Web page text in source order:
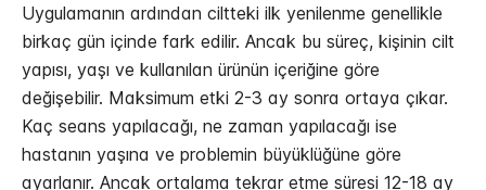
Uygulamanın ardından ciltteki ilk yenilenme genellikle
birkaç gün içinde fark edilir. Ancak bu süreç, kişinin cilt
yapısı, yaşı ve kullanılan ürünün içeriğine göre
değişebilir. Maksimum etki 2-3 ay sonra ortaya çıkar.
Kaç seans yapılacağı, ne zaman yapılacağı ise
hastanın yaşına ve problemin büyüklüğüne göre
ayarlanır. Ancak ortalama tekrar etme süresi 12-18 ay